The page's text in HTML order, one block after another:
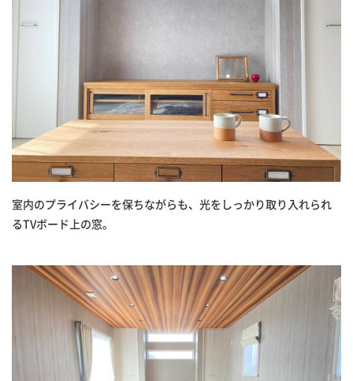
室内のプライバシーを保ちながらも、光をしっかり取り入れられ
るTVボード上の窓。